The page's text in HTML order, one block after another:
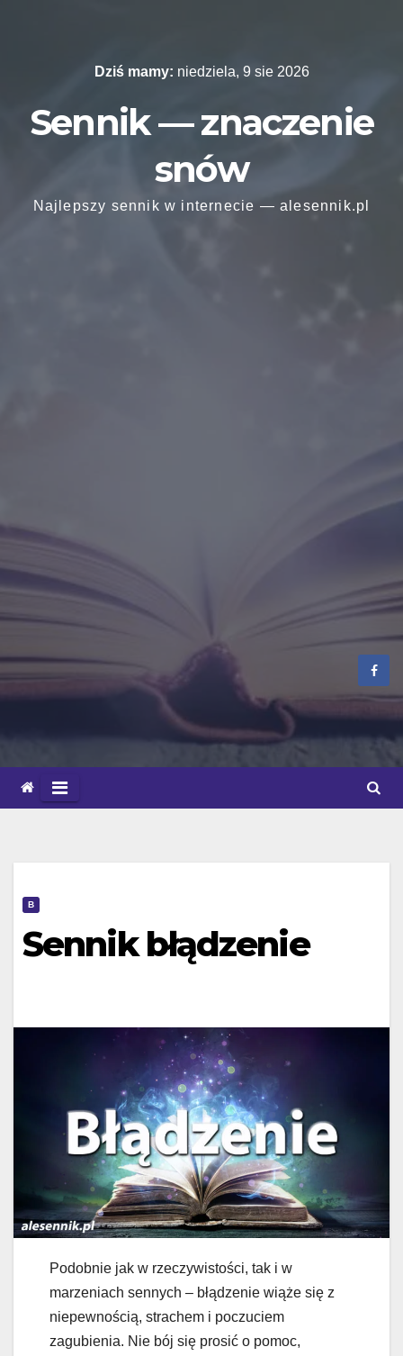
Dziś mamy: niedziela, 9 sie 2026
Sennik — znaczenie
snów
Najlepszy sennik w internecie — alesennik.pl
B
Sennik błądzenie
Podobnie jak w rzeczywistości, tak i w
marzeniach sennych – błądzenie wiąże się z
niepewnością, strachem i poczuciem
zagubienia. Nie bój się prosić o pomoc,